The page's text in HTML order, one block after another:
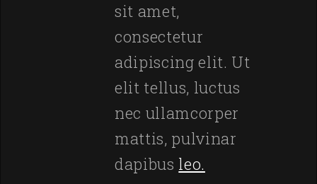
sit amet,
consectetur
adipiscing elit. Ut
elit tellus, luctus
nec ullamcorper
mattis, pulvinar
dapibus leo.